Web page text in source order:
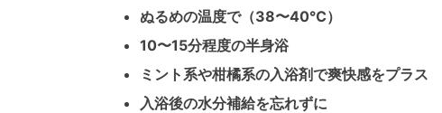
ぬるめの温度で（38〜40℃）
10〜15分程度の半身浴
ミント系や柑橘系の入浴剤で爽快感をプラス
入浴後の水分補給を忘れずに